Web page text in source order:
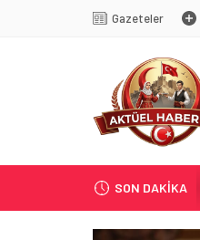
Gazeteler
SON DAKİKA